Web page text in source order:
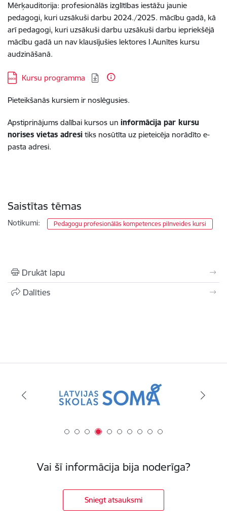
Mērķauditorija: profesionālās izglītības iestāžu jaunie
pedagogi, kuri uzsākuši darbu 2024./2025. mācību gadā, kā
arī pedagogi, kuri uzsākuši darbu uzsākuši darbu iepriekšējā
mācību gadā un nav klausījušies lektores I.Aunītes kursu
audzināšanā.
Lejupielādēt:
Kursu programma
Pieteikšanās kursiem ir noslēgusies.
Apstiprinājums dalībai kursos un informācija par kursu
norises vietas adresi tiks nosūtīta uz pieteicēja norādīto e-
pasta adresi.
Saistītas tēmas
Notikumi: Pedagogu profesionālās kompetences pilnveides kursi
Drukāt lapu
Dalīties
Vai šī informācija bija noderīga?
Sniegt atsauksmi